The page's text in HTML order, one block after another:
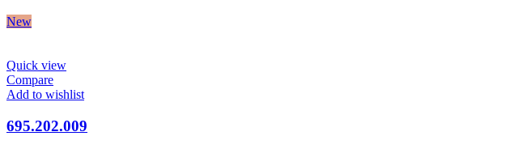
New
Quick view
Compare
Add to wishlist
695.202.009